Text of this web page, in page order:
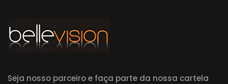
Seja nosso parceiro e faça parte da nossa cartela